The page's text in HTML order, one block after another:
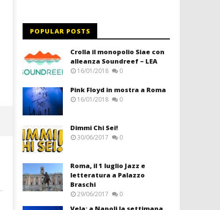
POPULAR POSTS
Crolla il monopolio Siae con
alleanza Soundreef – LEA
16/01/2018 0
Pink Floyd in mostra a Roma
16/01/2018 0
Dimmi Chi Sei!
30/06/2017 0
Roma, il 1 luglio Jazz e
letteratura a Palazzo
Braschi
29/06/2017 0